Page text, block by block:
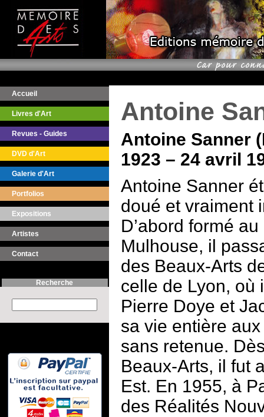
Accueil
Livres d'Art
Revues - Guides
DVD d'Art
Galerie d'Art
Portfolios
Expositions
Artistes
Contact
Recherche
Antoine
Antoine Sanner
1923 – 24 avril
Antoine Sanner
doué et vraiment
D’abord formé
Mulhouse, il
des Beaux-Arts
celle de Lyon, où
Pierre Doye et
sa vie entière
sans retenue.
Beaux-Arts, il fut
Est. En 1955, à
des Réalités